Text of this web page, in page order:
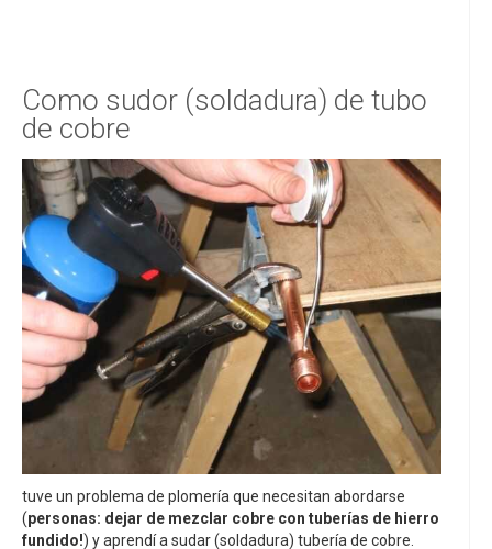
Como sudor (soldadura) de tubo
de cobre
tuve un problema de plomería que necesitan abordarse
(personas: dejar de mezclar cobre con tuberías de hierro
fundido!) y aprendí a sudar (soldadura) tubería de cobre.